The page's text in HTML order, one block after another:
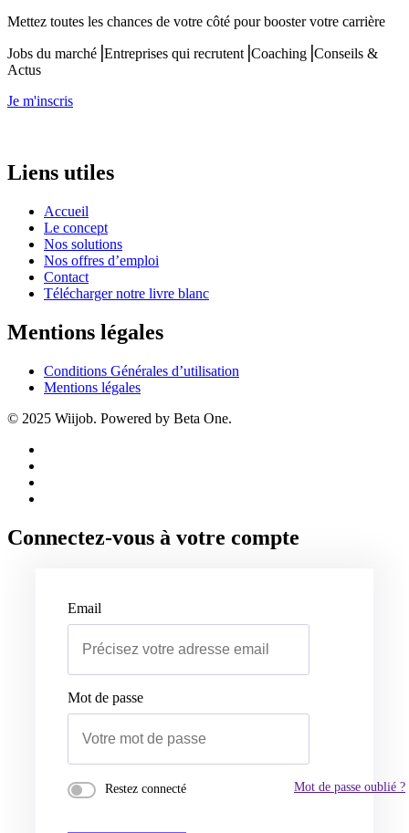
Mettez toutes les chances de votre côté pour booster votre carrière
Jobs du marché⎟Entreprises qui recrutent⎟Coaching⎟Conseils &
Actus
Je m'inscris
Liens utiles
Accueil
Le concept
Nos solutions
Nos offres d’emploi
Contact
Télécharger notre livre blanc
Mentions légales
Conditions Générales d’utilisation
Mentions légales
© 2025 Wiijob. Powered by Beta One.
Connectez-vous à votre compte
Email
Mot de passe
Restez connecté Mot de passe oublié ?